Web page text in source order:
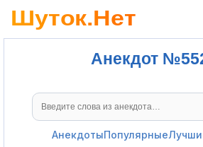
Анекдот
Поиск
АнекдотыПопулярные